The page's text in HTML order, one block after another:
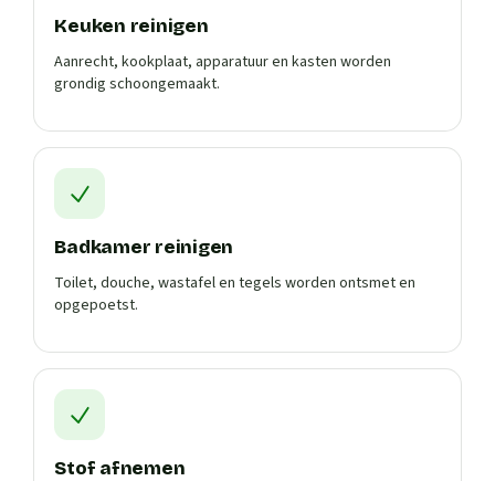
Keuken reinigen
Aanrecht, kookplaat, apparatuur en kasten worden
grondig schoongemaakt.
Badkamer reinigen
Toilet, douche, wastafel en tegels worden ontsmet en
opgepoetst.
Stof afnemen